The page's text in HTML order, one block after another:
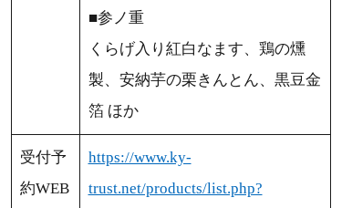
■参ノ重
くらげ入り紅白なます、鶏の燻
製、安納芋の栗きんとん、黒豆金
箔 ほか
受付予
約WEB
https://www.ky-
trust.net/products/list.php?